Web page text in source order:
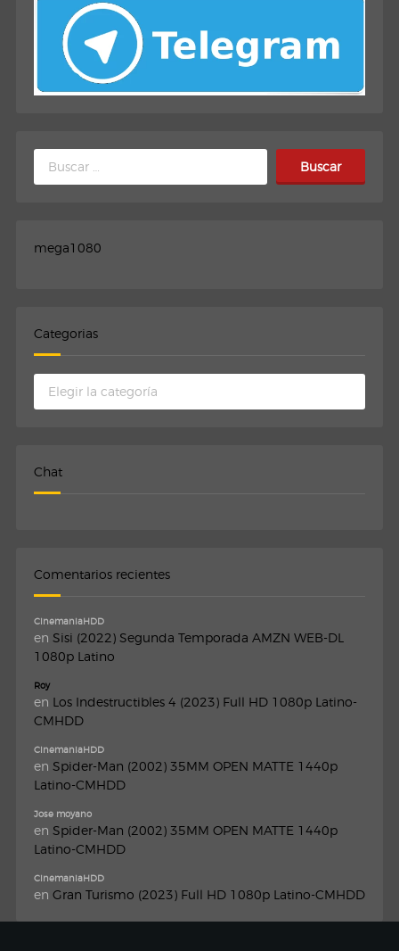
Buscar:
mega1080
Categorias
Categorias
Chat
Comentarios recientes
CinemaniaHDD
en Sisi (2022) Segunda Temporada AMZN WEB-DL
1080p Latino
Roy
en Los Indestructibles 4 (2023) Full HD 1080p Latino-
CMHDD
CinemaniaHDD
en Spider-Man (2002) 35MM OPEN MATTE 1440p
Latino-CMHDD
Jose moyano
en Spider-Man (2002) 35MM OPEN MATTE 1440p
Latino-CMHDD
CinemaniaHDD
en Gran Turismo (2023) Full HD 1080p Latino-CMHDD